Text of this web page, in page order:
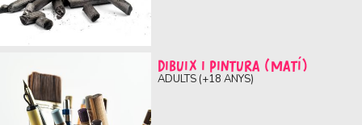
DIBUIX I PINTURA (MATÍ)
ADULTS (+18 ANYS)